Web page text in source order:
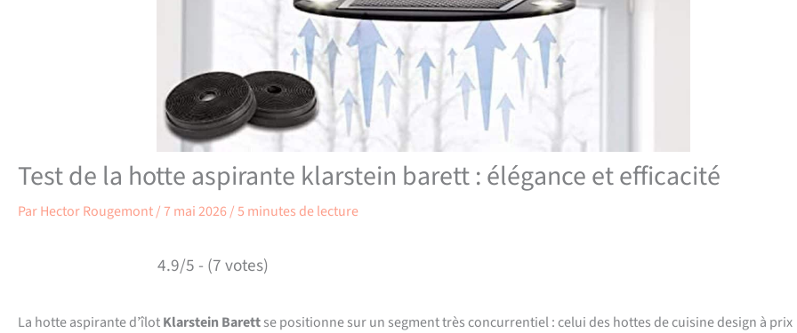
Test de la hotte aspirante klarstein barett : élégance et efficacité
ParHector Rougemont/7 mai 2026/5 minutes de lecture
4.9/5 - (7 votes)
La hotte aspirante d’îlotKlarstein Barettse positionne sur un segment très concurrentiel : celui des hottes de cuisine design à prix